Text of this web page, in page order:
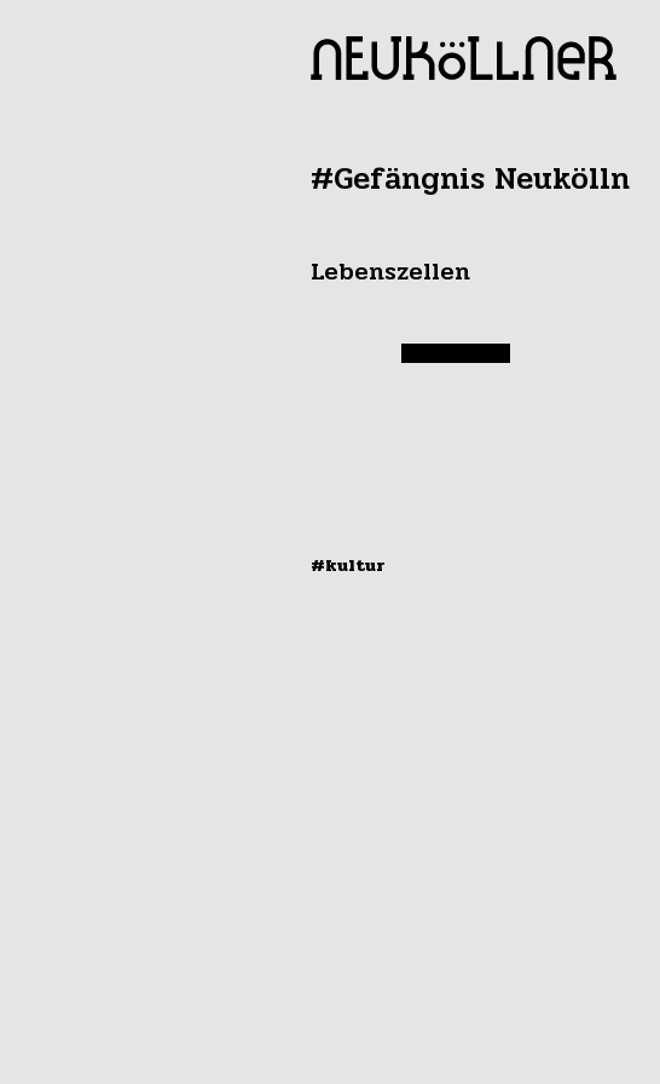
#Gefängnis Neukölln
Lebenszellen
#kultur